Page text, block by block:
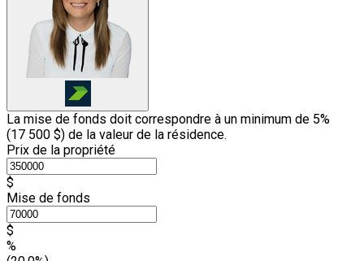
La mise de fonds doit correspondre à un minimum de 5%
(17 500 $) de la valeur de la résidence.
Prix de la propriété
$
Mise de fonds
$
%